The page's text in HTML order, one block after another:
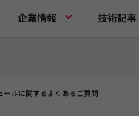
企業情報 技術記事
ルに関するよくあるご質問